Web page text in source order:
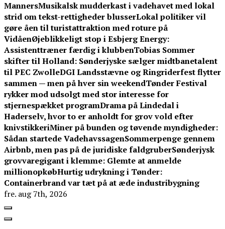
MannersMusikalsk mudderkast i vadehavet med lokal
strid om tekst-rettigheder blusserLokal politiker vil
gøre åen til turistattraktion med roture på
VidåenØjeblikkeligt stop i Esbjerg Energy:
Assistenttræner færdig i klubbenTobias Sommer
skifter til Holland: Sønderjyske sælger midtbanetalent
til PEC ZwolleDGI Landsstævne og Ringriderfest flytter
sammen — men på hver sin weekendTønder Festival
rykker mod udsolgt med stor interesse for
stjernespækket programDrama på Lindedal i
Haderselv, hvor to er anholdt for grov vold efter
knivstikkeriMiner på bunden og tøvende myndigheder:
Sådan startede VadehavssagenSommerpenge gennem
Airbnb, men pas på de juridiske faldgruberSønderjysk
grovvaregigant i klemme: Glemte at anmelde
millionopkøbHurtig udrykning i Tønder:
Containerbrand var tæt på at æde industribygning
fre. aug 7th, 2026